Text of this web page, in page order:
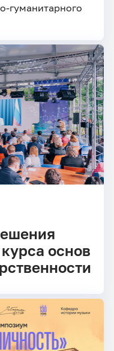
гуманитарного
основ